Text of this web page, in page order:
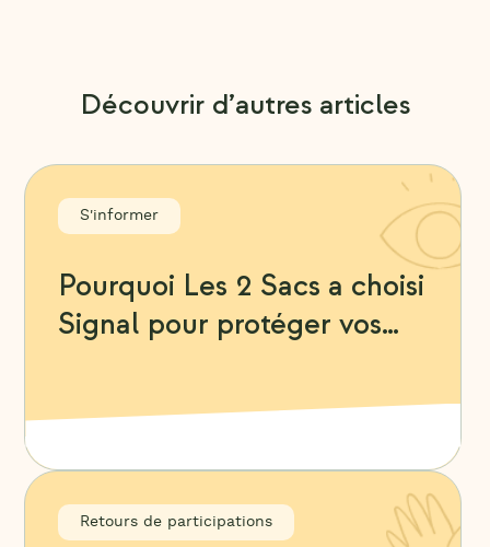
Découvrir d’autres articles
S'informer
Pourquoi Les 2 Sacs a choisi
Signal pour protéger vos
Retours de participations